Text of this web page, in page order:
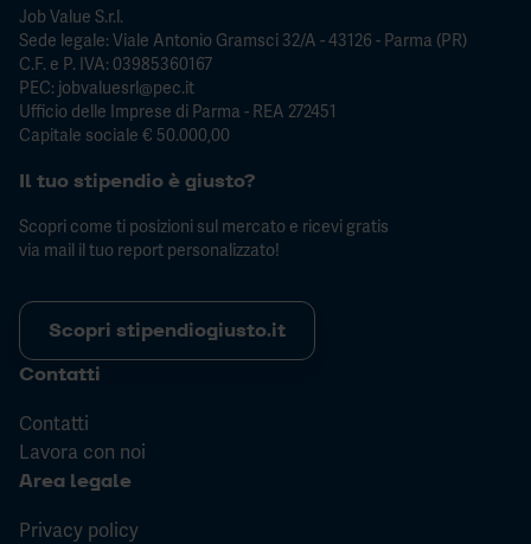
Job Value S.r.l.
Sede legale: Viale Antonio Gramsci 32/A - 43126 - Parma (PR)
C.F. e P. IVA: 03985360167
PEC: jobvaluesrl@pec.it
Ufficio delle Imprese di Parma - REA 272451
Capitale sociale € 50.000,00
Il tuo stipendio è giusto?
Scopri come ti posizioni sul mercato e ricevi gratis
via mail il tuo report personalizzato!
Scopri stipendiogiusto.it
Contatti
Contatti
Lavora con noi
Area legale
Privacy policy